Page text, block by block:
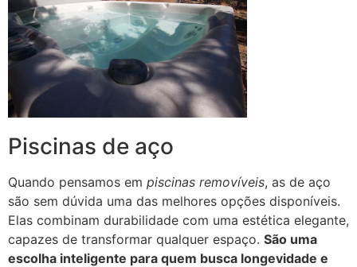
Piscinas de aço
Quando pensamos em piscinas removíveis, as de aço
são sem dúvida uma das melhores opções disponíveis.
Elas combinam durabilidade com uma estética elegante,
capazes de transformar qualquer espaço. São uma
escolha inteligente para quem busca longevidade e